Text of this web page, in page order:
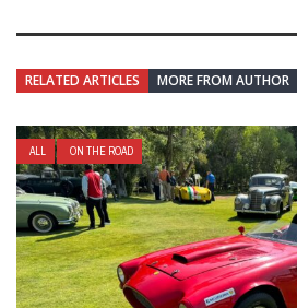
RELATED ARTICLES MORE FROM AUTHOR
ALL ON THE ROAD